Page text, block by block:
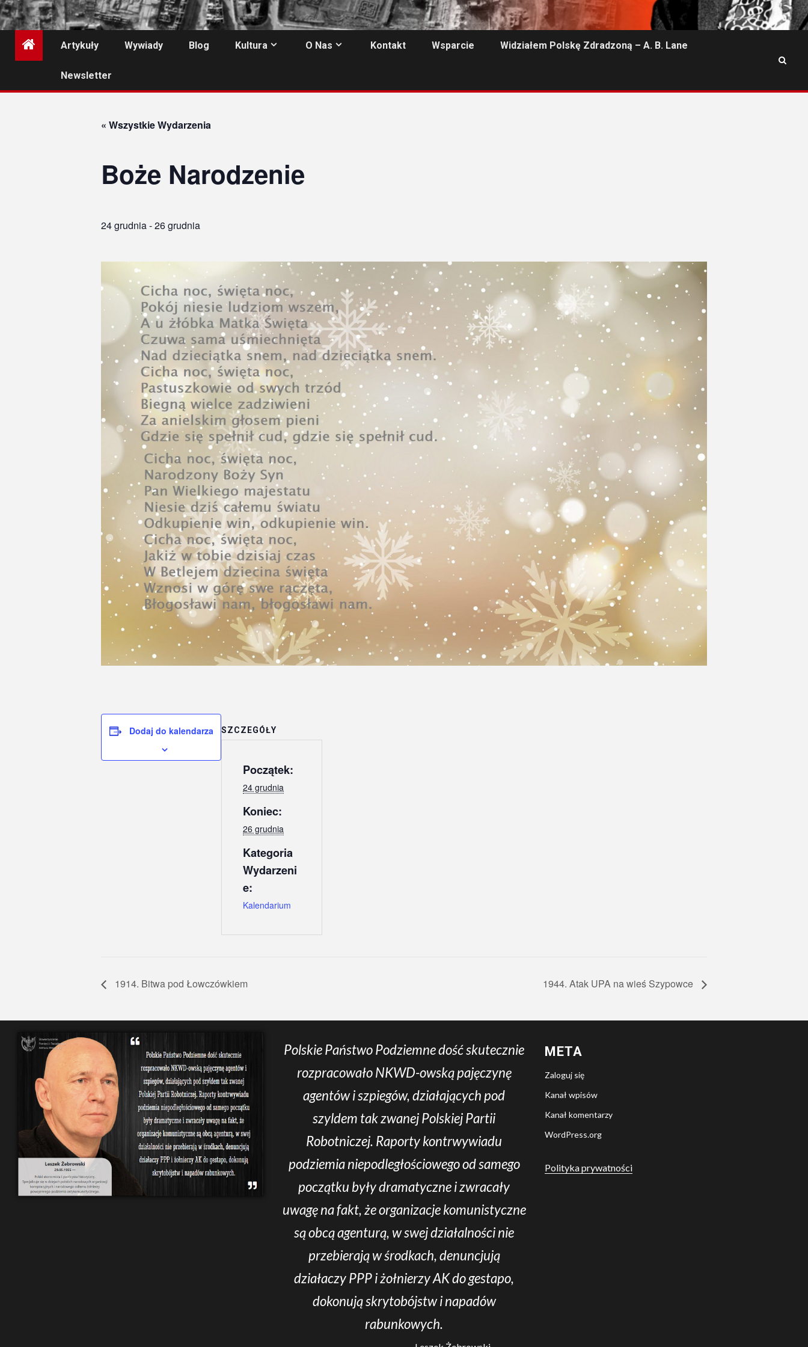
Artykuły Wywiady Blog Kultura O Nas Kontakt Wsparcie Widziałem Polskę Zdradzoną – A. B. Lane
Newsletter
« Wszystkie Wydarzenia
Boże Narodzenie
24 grudnia-26 grudnia
Dodaj do kalendarza SZCZEGÓŁY
Początek:
24 grudnia
Koniec:
26 grudnia
Kategoria
Wydarzeni
e:
Kalendarium
1914. Bitwa pod Łowczówkiem 1944. Atak UPA na wieś Szypowce
Polskie Państwo Podziemne dość skutecznie
rozpracowało NKWD-owską pajęczynę
agentów i szpiegów, działających pod
szyldem tak zwanej Polskiej Partii
Robotniczej. Raporty kontrwywiadu
podziemia niepodległościowego od samego
początku były dramatyczne i zwracały
uwagę na fakt, że organizacje komunistyczne
są obcą agenturą, w swej działalności nie
przebierają w środkach, denuncjują
działaczy PPP i żołnierzy AK do gestapo,
dokonują skrytobójstw i napadów
rabunkowych.
META
Zaloguj się
Kanał wpisów
Kanał komentarzy
WordPress.org
Polityka prywatności